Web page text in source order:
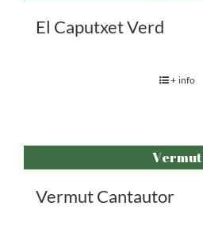
El Caputxet Verd
+ info
Vermut
Vermut Cantautor